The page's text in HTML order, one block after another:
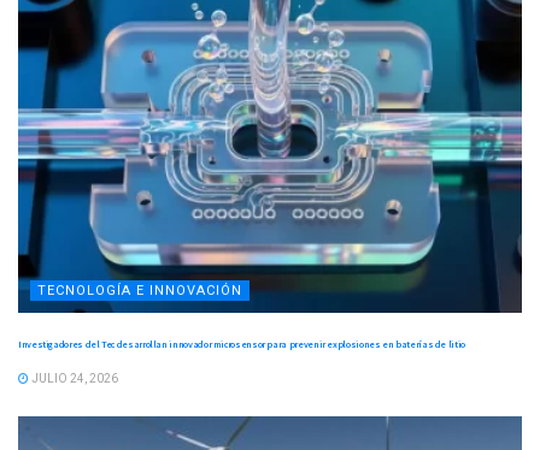
TECNOLOGÍA E INNOVACIÓN
Investigadores del Tec desarrollan innovador microsensor para prevenir explosiones en baterías de litio
JULIO 24, 2026